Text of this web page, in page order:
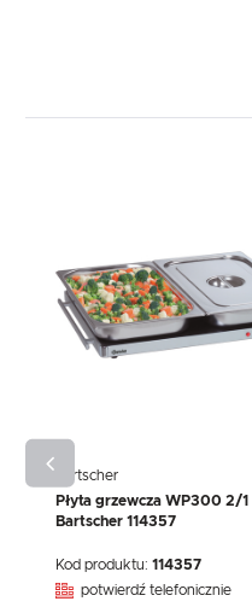
Bartscher
Płyta grzewcza WP300 2/1 |
Bartscher 114357
Kod produktu:114357
potwierdź telefonicznie